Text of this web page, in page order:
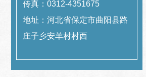
传真：0312-4351675
地址：河北省保定市曲阳县路
庄子乡安羊村村西